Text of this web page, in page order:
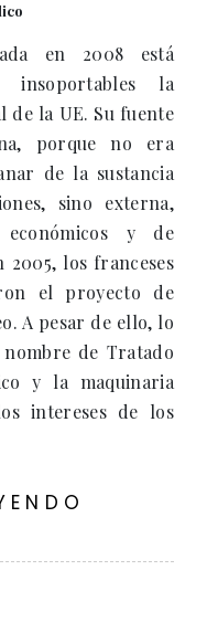
en 2008 está
insoportables la
de la UE. Su fuente
porque no era
de la sustancia
sino externa,
y de
2005, los franceses
el proyecto de
A pesar de ello, lo
de Tratado
y la maquinaria
intereses de los